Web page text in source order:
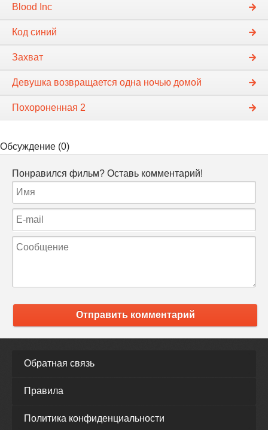
Blood Inc
Код синий
Захват
Девушка возвращается одна ночью домой
Похороненная 2
Обсуждение (0)
Понравился фильм? Оставь комментарий!
Отправить комментарий
Обратная связь
Правила
Политика конфиденциальности